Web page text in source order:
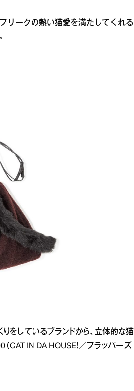
ークの熱い猫愛を満たしてくれる
をしているブランドから、立体的な
CAT IN DA HOUSE！／フラッパーズ